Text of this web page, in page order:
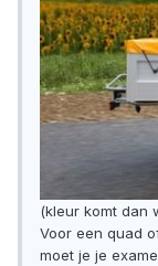
(kleur komt dan
Voor een quad
moet je je